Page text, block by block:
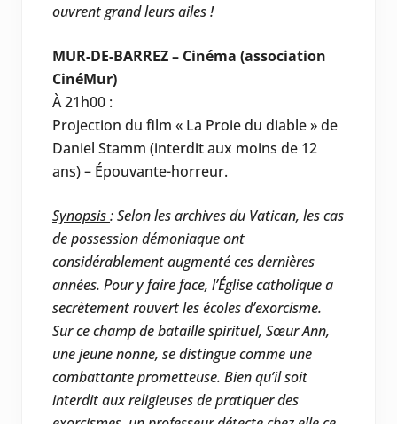
ouvrent grand leurs ailes !
MUR-DE-BARREZ – Cinéma (association
CinéMur)
À 21h00 :
Projection du film « La Proie du diable » de
Daniel Stamm (interdit aux moins de 12
ans) – Épouvante-horreur.
Synopsis:Selon les archives du Vatican, les cas
de possession démoniaque ont
considérablement augmenté ces dernières
années. Pour y faire face, l’Église catholique a
secrètement rouvert les écoles d’exorcisme.
Sur ce champ de bataille spirituel, Sœur Ann,
une jeune nonne, se distingue comme une
combattante prometteuse. Bien qu’il soit
interdit aux religieuses de pratiquer des